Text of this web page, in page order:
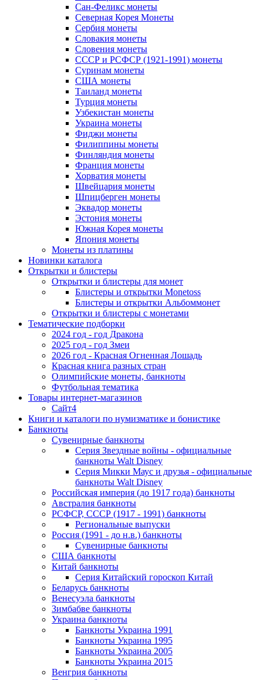
Сан-Феликс монеты
Северная Корея Монеты
Сербия монеты
Словакия монеты
Словения монеты
СССР и РСФСР (1921-1991) монеты
Суринам монеты
США монеты
Таиланд монеты
Турция монеты
Узбекистан монеты
Украина монеты
Фиджи монеты
Филиппины монеты
Финляндия монеты
Франция монеты
Хорватия монеты
Швейцария монеты
Шпицберген монеты
Эквадор монеты
Эстония монеты
Южная Корея монеты
Япония монеты
Монеты из платины
Новинки каталога
Открытки и блистеры
Открытки и блистеры для монет
Блистеры и открытки Monetoss
Блистеры и открытки Альбоммонет
Открытки и блистеры с монетами
Тематические подборки
2024 год - год Дракона
2025 год - год Змеи
2026 год - Красная Огненная Лошадь
Красная книга разных стран
Олимпийские монеты, банкноты
Футбольная тематика
Товары интернет-магазинов
Сайт4
Книги и каталоги по нумизматике и бонистике
Банкноты
Сувенирные банкноты
Серия Звездные войны - официальные
банкноты Walt Disney
Серия Микки Маус и друзья - официальные
банкноты Walt Disney
Российская империя (до 1917 года) банкноты
Австралия банкноты
РСФСР, СССР (1917 - 1991) банкноты
Региональные выпуски
Россия (1991 - до н.в.) банкноты
Сувенирные банкноты
США банкноты
Китай банкноты
Серия Китайский гороскоп Китай
Беларусь банкноты
Венесуэла банкноты
Зимбабве банкноты
Украина банкноты
Банкноты Украина 1991
Банкноты Украина 1995
Банкноты Украина 2005
Банкноты Украина 2015
Венгрия банкноты